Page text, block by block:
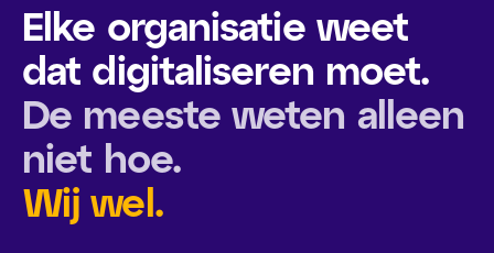
Elke organisatie weet
dat digitaliseren moet.
De meeste weten alleen
niet hoe.
Wij wel.